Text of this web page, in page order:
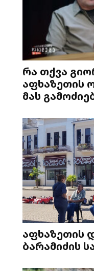
რა თქვა
აფხაზეთის
მას
აფხაზეთის
ბარამიძის